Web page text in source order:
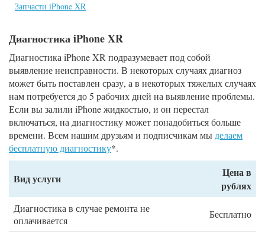
Запчасти iPhone XR
Диагностика iPhone XR
Диагностика iPhone XR подразумевает под собой
выявление неисправности. В некоторых случаях диагноз
может быть поставлен сразу, а в некоторых тяжелых случаях
нам потребуется до 5 рабочих дней на выявление проблемы.
Если вы залили iPhone жидкостью, и он перестал
включаться, на диагностику может понадобиться больше
времени. Всем нашим друзьям и подписчикам мы делаем
бесплатную диагностику*.
Вид услуги
Цена в
рублях
Диагностика в случае ремонта не
оплачивается
Бесплатно